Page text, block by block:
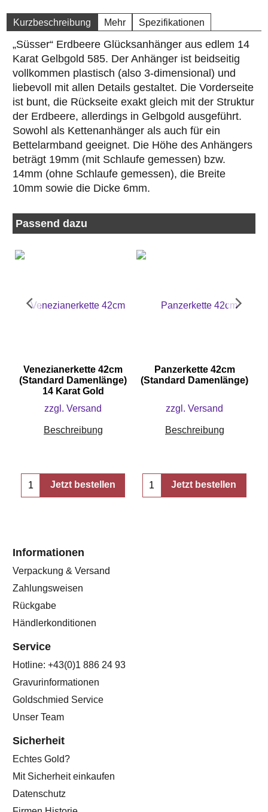
Kurzbeschreibung Mehr Spezifikationen
„Süsser“ Erdbeere Glücksanhänger aus edlem 14
Karat Gelbgold 585. Der Anhänger ist beidseitig
vollkommen plastisch (also 3-dimensional) und
liebevoll mit allen Details gestaltet. Die Vorderseite
ist bunt, die Rückseite exakt gleich mit der Struktur
der Erdbeere, allerdings in Gelbgold ausgeführt.
Sowohl als Kettenanhänger als auch für ein
Bettelarmband geeignet. Die Höhe des Anhängers
beträgt 19mm (mit Schlaufe gemessen) bzw.
14mm (ohne Schlaufe gemessen), die Breite
10mm sowie die Dicke 6mm.
Passend dazu
Venezianerkette 42cm
(Standard Damenlänge)
14 Karat Gold
zzgl. Versand
Beschreibung
Jetzt bestellen
Panzerkette 42cm
(Standard Damenlänge)
zzgl. Versand
Beschreibung
Jetzt bestellen
Informationen
Verpackung & Versand
Zahlungsweisen
Rückgabe
Händlerkonditionen
Service
Hotline: +43(0)1 886 24 93
Gravurinformationen
Goldschmied Service
Unser Team
Sicherheit
Echtes Gold?
Mit Sicherheit einkaufen
Datenschutz